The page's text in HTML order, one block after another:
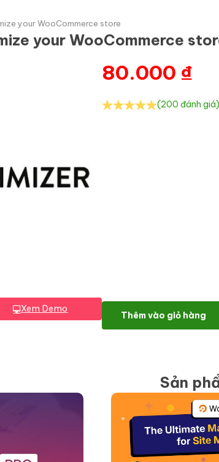
your WooCommerce store
your WooCommerce
Xem Demo
80.000 ₫
(200 đánh giá)
Shoptimizer - Optimize your
Thêm vào giỏ hàng
Sản